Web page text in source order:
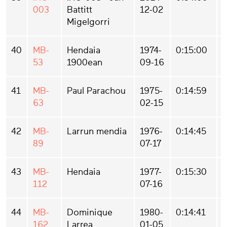
003
Battitt
Migelgorri
12-02
40
MB-
53
Hendaia
1900ean
1974-
09-16
0:15:00
41
MB-
63
Paul Parachou
1975-
02-15
0:14:59
42
MB-
89
Larrun mendia
1976-
07-17
0:14:45
43
MB-
112
Hendaia
1977-
07-16
0:15:30
44
MB-
162
Dominique
Larrea
1980-
01-05
0:14:41